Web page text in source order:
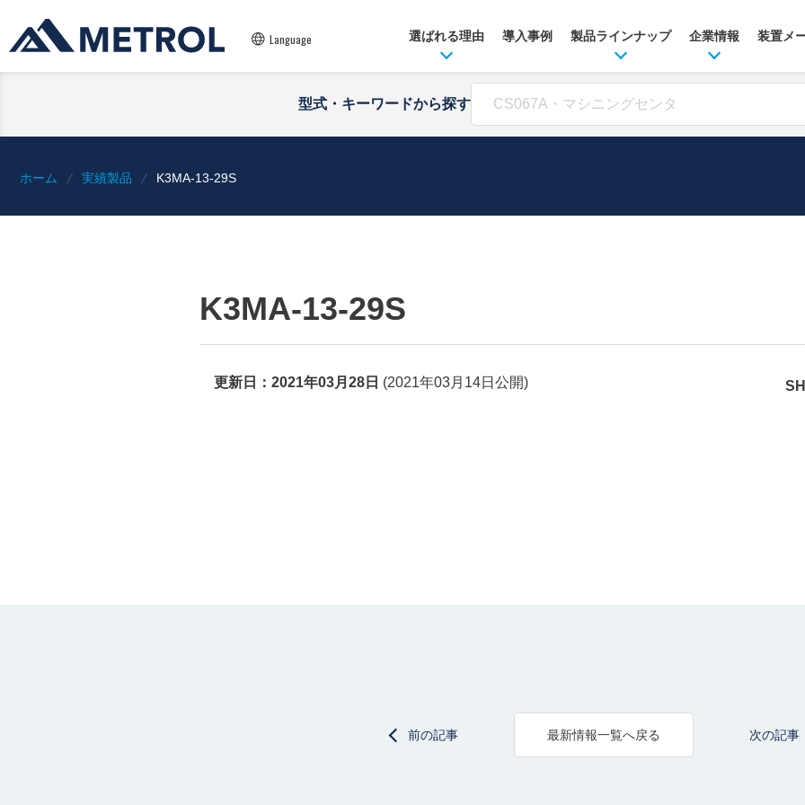
Language 選ばれる理由 導入事例 製品ラインナップ 企業情報 装置メ
型式・キーワードから探す
ホーム 実績製品 K3MA-13-29S
K3MA-13-29S
更新日： 2021年03月28日 (2021年03月14日 公開)
前の記事 最新情報一覧へ戻る 次の記事